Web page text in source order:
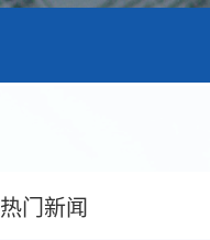
热门新闻